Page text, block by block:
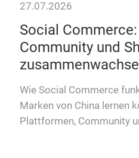
27.07.2026
Social
Community und
Wie Social Commerce
Marken von China lernen
Plattformen, Community